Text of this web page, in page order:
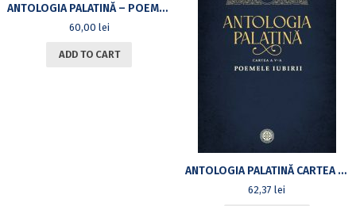
ANTOLOGIA PALATINĂ – POEMELE CREȘTINE
60,00 lei
ADD TO CART
ANTOLOGIA PALATINĂ CARTEA A V-APOEMELE IUBIRII = TA EROTIKA
62,37lei